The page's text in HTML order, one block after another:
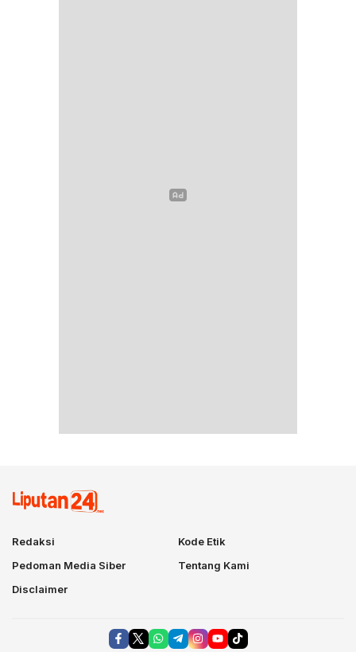
Redaksi
Kode Etik
Pedoman Media Siber
Tentang Kami
Disclaimer